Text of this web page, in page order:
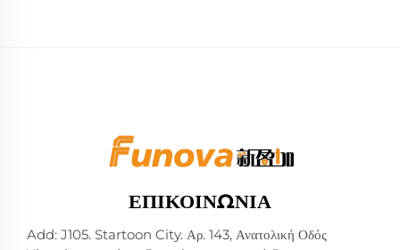
ΕΠΙΚΟΙΝΩΝΊΑ
Add: J105. Startoon City. Αρ. 143, Ανατολική Οδός